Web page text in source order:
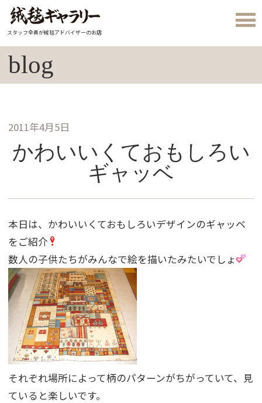
スタッフ全員が絨毯アドバイザーのお店
blog
2011年4月5日
かわいいくておもしろい
ギャッベ
本日は、かわいいくておもしろいデザインのギャッベ
をご紹介
数人の子供たちがみんなで絵を描いたみたいでしょ
それぞれ場所によって柄のパターンがちがっていて、見
ていると楽しいです。